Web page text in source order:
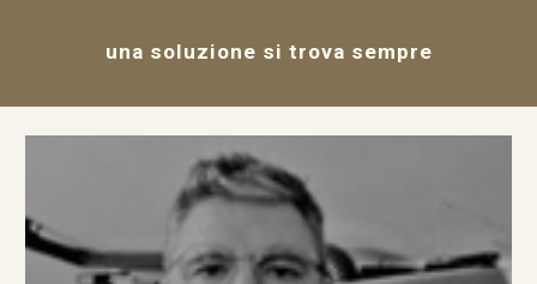
una soluzione si trova sempre